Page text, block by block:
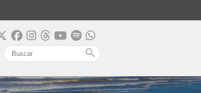
search